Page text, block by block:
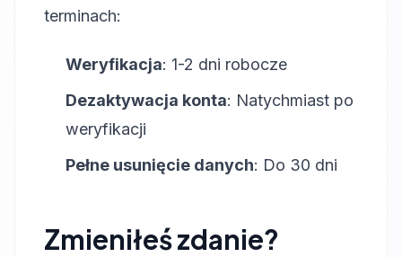
terminach:
Weryfikacja: 1-2 dni robocze
Dezaktywacja konta: Natychmiast po
weryfikacji
Pełne usunięcie danych: Do 30 dni
Zmieniłeś zdanie?